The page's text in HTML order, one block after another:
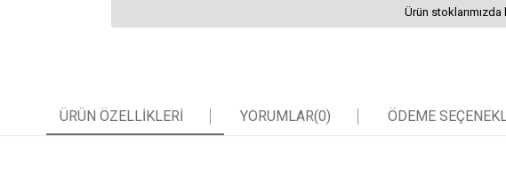
Ürün stoklarımızda
ÜRÜN ÖZELLIKLERI YORUMLAR(0) ÖDEME